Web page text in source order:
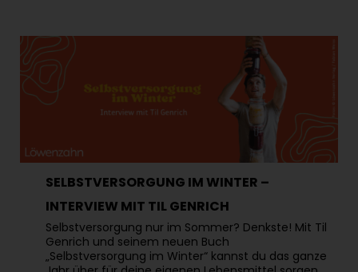
SELBSTVERSORGUNG IM WINTER –
INTERVIEW MIT TIL GENRICH
Selbstversorgung nur im Sommer? Denkste! Mit Til
Genrich und seinem neuen Buch
„Selbstversorgung im Winter“ kannst du das ganze